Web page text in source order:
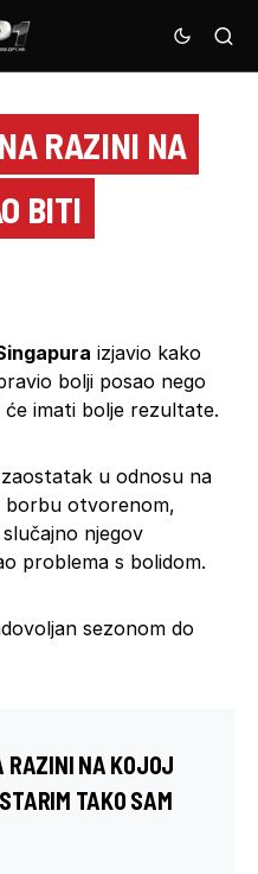
RAZINI NA
BITI
izjavio kako
bolji posao nego
će imati bolje rezultate.
u odnosu na
borbu otvorenom,
njegov
problema s bolidom.
sezonom do
RAZINI NA KOJOJ
TAKO SAM